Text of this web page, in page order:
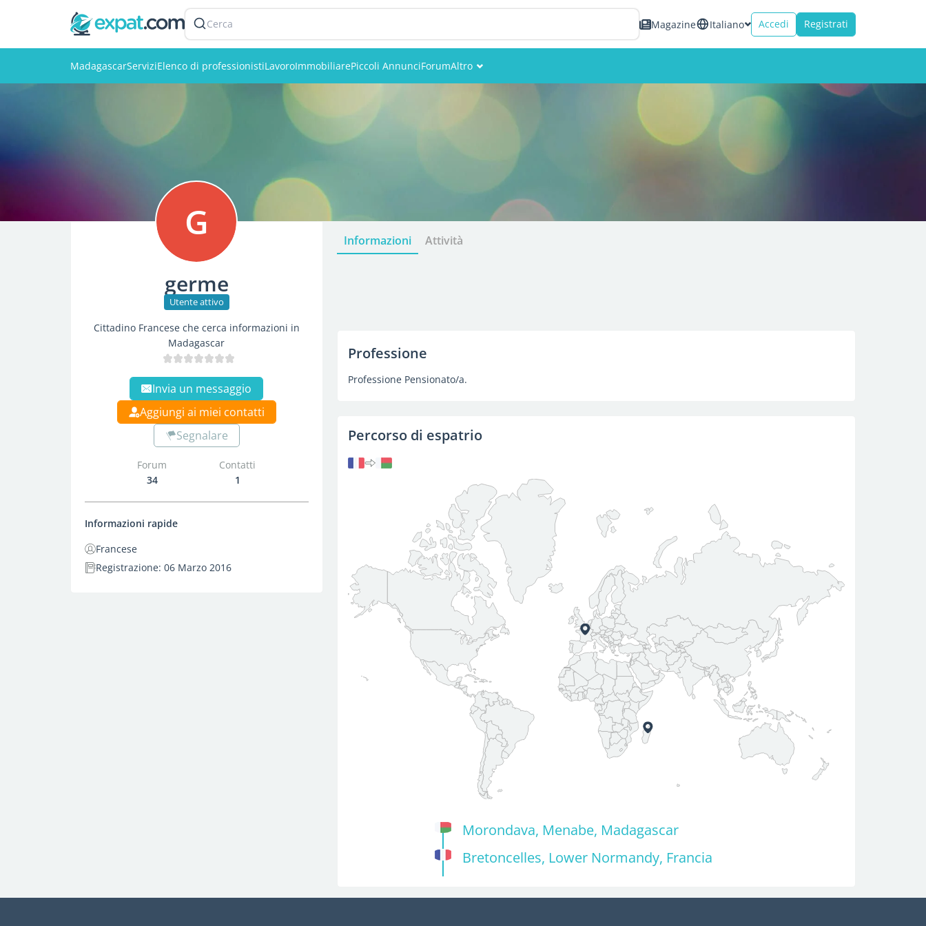
Cerca Magazine Italiano Accedi Registrati
MadagascarServiziElenco di professionistiLavoroImmobiliarePiccoli AnnunciForumAltro
G
germe
Utente attivo
Cittadino Francese che cerca informazioni in
Madagascar
Invia un messaggio
Aggiungi ai miei contatti
Segnalare
Forum
34
Contatti
1
Informazioni rapide
Francese
Registrazione: 06 Marzo 2016
Informazioni Attività
Professione
Professione Pensionato/a.
Percorso di espatrio
Morondava, Menabe, Madagascar
Bretoncelles, Lower Normandy, Francia